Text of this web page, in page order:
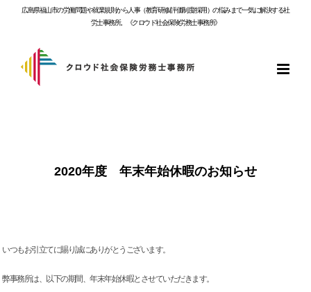
広島県福山市の労働問題や就業規則から人事（教育研修/評価制度/採用）の悩みまで一気に解決する社
労士事務所。《クロウド社会保険労務士事務所》
2020年度 年末年始休暇のお知らせ
いつもお引立てに賜り誠にありがとうございます。
弊事務所は、以下の期間、年末年始休暇とさせていただきます。